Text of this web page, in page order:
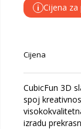
i Cijena
Cijena
CubicFun 3D
spoj
izradu